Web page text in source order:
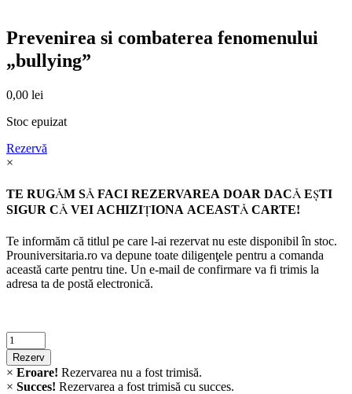
Prevenirea si combaterea fenomenului
„bullying”
0,00 lei
Stoc epuizat
Rezervă
×
TE RUGĂM SĂ FACI REZERVAREA DOAR DACĂ EŞTI
SIGUR CĂ VEI ACHIZIŢIONA ACEASTĂ CARTE!
Te informăm că titlul pe care l-ai rezervat nu este disponibil în stoc.
Prouniversitaria.ro va depune toate diligenţele pentru a comanda
această carte pentru tine. Un e-mail de confirmare va fi trimis la
adresa ta de postă electronică.
Criminalistica
quantity
Rezerv
× Eroare! Rezervarea nu a fost trimisă.
× Succes! Rezervarea a fost trimisă cu succes.